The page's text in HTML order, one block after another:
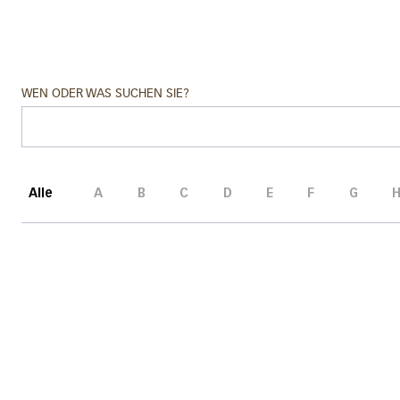
WEN ODER WAS SUCHEN SIE?
Alle A B C D E F G H